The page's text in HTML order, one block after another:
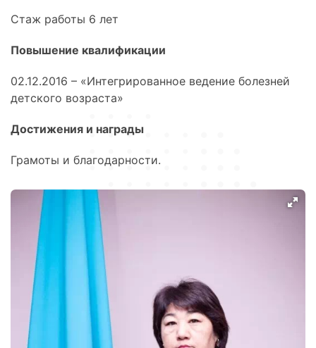
Стаж работы 6 лет
Повышение квалификации
02.12.2016 – «Интегрированное ведение болезней
детского возраста»
Достижения и награды
Грамоты и благодарности.